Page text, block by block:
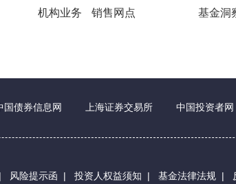
机构业务
销售网点
基金洞
国债券信息网 上海证券交易所 中国投资者网
风险提示函 | 投资人权益须知 | 基金法律法规 |